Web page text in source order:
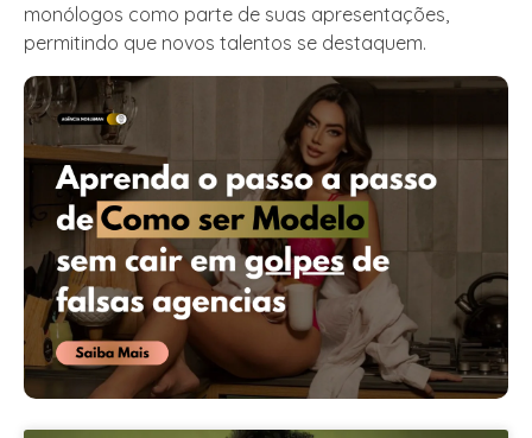
monólogos como parte de suas apresentações,
permitindo que novos talentos se destaquem.